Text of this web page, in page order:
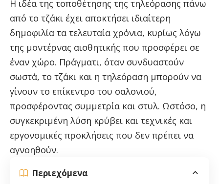
Η ιδέα της τοποθέτησης της τηλεόρασης πάνω
από το τζάκι έχει αποκτήσει ιδιαίτερη
δημοφιλία τα τελευταία χρόνια, κυρίως λόγω
της μοντέρνας αισθητικής που προσφέρει σε
έναν χώρο. Πράγματι, όταν συνδυαστούν
σωστά, το τζάκι και η τηλεόραση μπορούν να
γίνουν το επίκεντρο του σαλονιού,
προσφέροντας συμμετρία και στυλ. Ωστόσο, η
συγκεκριμένη λύση κρύβει και τεχνικές και
εργονομικές προκλήσεις που δεν πρέπει να
αγνοηθούν.
Περιεχόμενα